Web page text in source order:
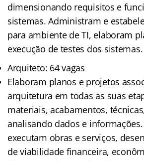
dimensionando requisitos e
sistemas. Administram e
para ambiente de TI, elaboram
execução de testes dos sistemas.
Arquiteto: 64 vagas
Elaboram planos e projetos
arquitetura em todas as suas
materiais, acabamentos,
analisando dados e
executam obras e serviços,
de viabilidade financeira,